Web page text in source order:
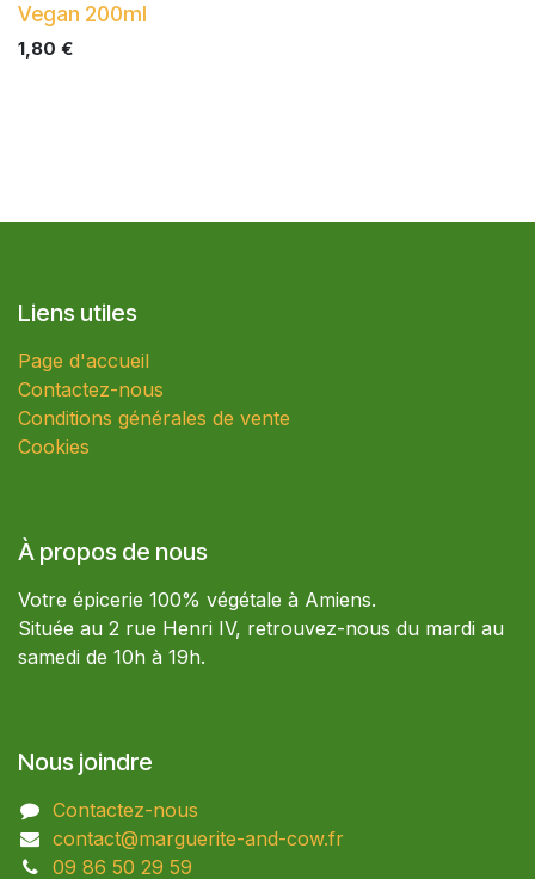
Vegan 200ml
1,80 €
Liens utiles
Page d'accueil
Contactez-nous
Conditions générales de vente
Cookies
À propos de nous
Votre épicerie 100% végétale à Amiens.
Située au 2 rue Henri IV, retrouvez-nous du mardi au
samedi de 10h à 19h.
Nous joindre
Contactez-nous
contact@marguerite-and-cow.fr
09 86 50 29 59​